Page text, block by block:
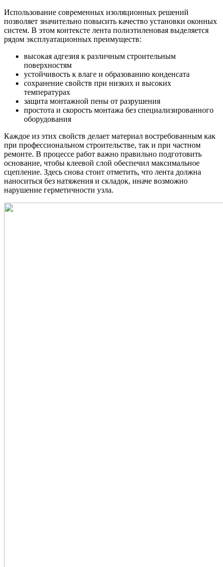
Использование современных изоляционных решений
позволяет значительно повысить качество установки оконных
систем. В этом контексте лента полиэтиленовая выделяется
рядом эксплуатационных преимуществ:
высокая адгезия к различным строительным
поверхностям
устойчивость к влаге и образованию конденсата
сохранение свойств при низких и высоких
температурах
защита монтажной пены от разрушения
простота и скорость монтажа без специализированного
оборудования
Каждое из этих свойств делает материал востребованным как
при профессиональном строительстве, так и при частном
ремонте. В процессе работ важно правильно подготовить
основание, чтобы клеевой слой обеспечил максимальное
сцепление. Здесь снова стоит отметить, что лента должна
наноситься без натяжения и складок, иначе возможно
нарушение герметичности узла.